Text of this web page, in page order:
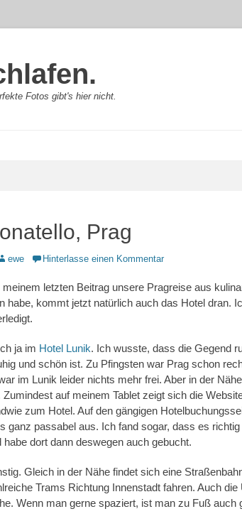
Fotos gibt's hier nicht.
Prag
Autor
ewe Hinterlasse einen Kommentar
letzten Beitrag unsere Pragreise aus
habe, kommt jetzt natürlich auch das Hotel dran.
ja im Hotel Lunik. Ich wusste, dass die Gegend
und schön ist. Zu Pfingsten war Prag schon
im Lunik leider nichts mehr frei. Aber in der
Zumindest auf meinem Tablet zeigt sich die
zum Hotel. Auf den gängigen
ganz passabel aus. Ich fand sogar, dass es richtig
dort dann deswegen auch gebucht.
Gleich in der Nähe findet sich eine
Trams Richtung Innenstadt fahren. Auch die
Wenn man gerne spaziert, ist man zu Fuß auch